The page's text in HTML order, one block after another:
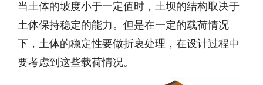
当土体的坡度小于一定值时，土坝的结构取决于
土体保持稳定的能力。但是在一定的载荷情况
下，土体的稳定性要做折衷处理，在设计过程中
要考虑到这些载荷情况。